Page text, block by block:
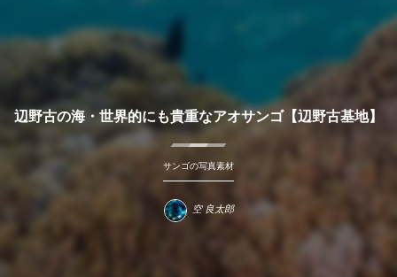
辺野古の海・世界的にも貴重なアオサンゴ【辺野古基地】
サンゴの写真素材
空 良太郎